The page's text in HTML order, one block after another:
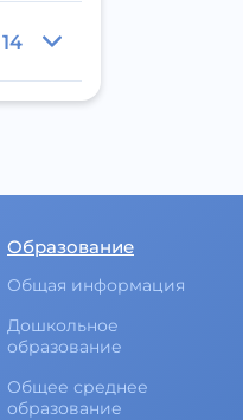
14
Образование
Общая информация
Дошкольное
образование
Общее среднее
образование